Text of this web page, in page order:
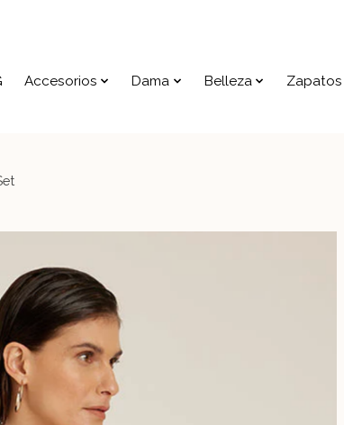
Accesorios Dama Belleza Zapatos